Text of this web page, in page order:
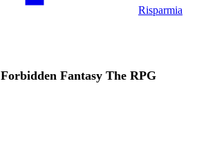
Risparmia
Forbidden Fantasy The RPG